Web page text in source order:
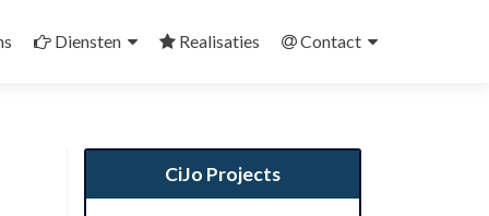
Diensten Realisaties Contact
CiJo Projects